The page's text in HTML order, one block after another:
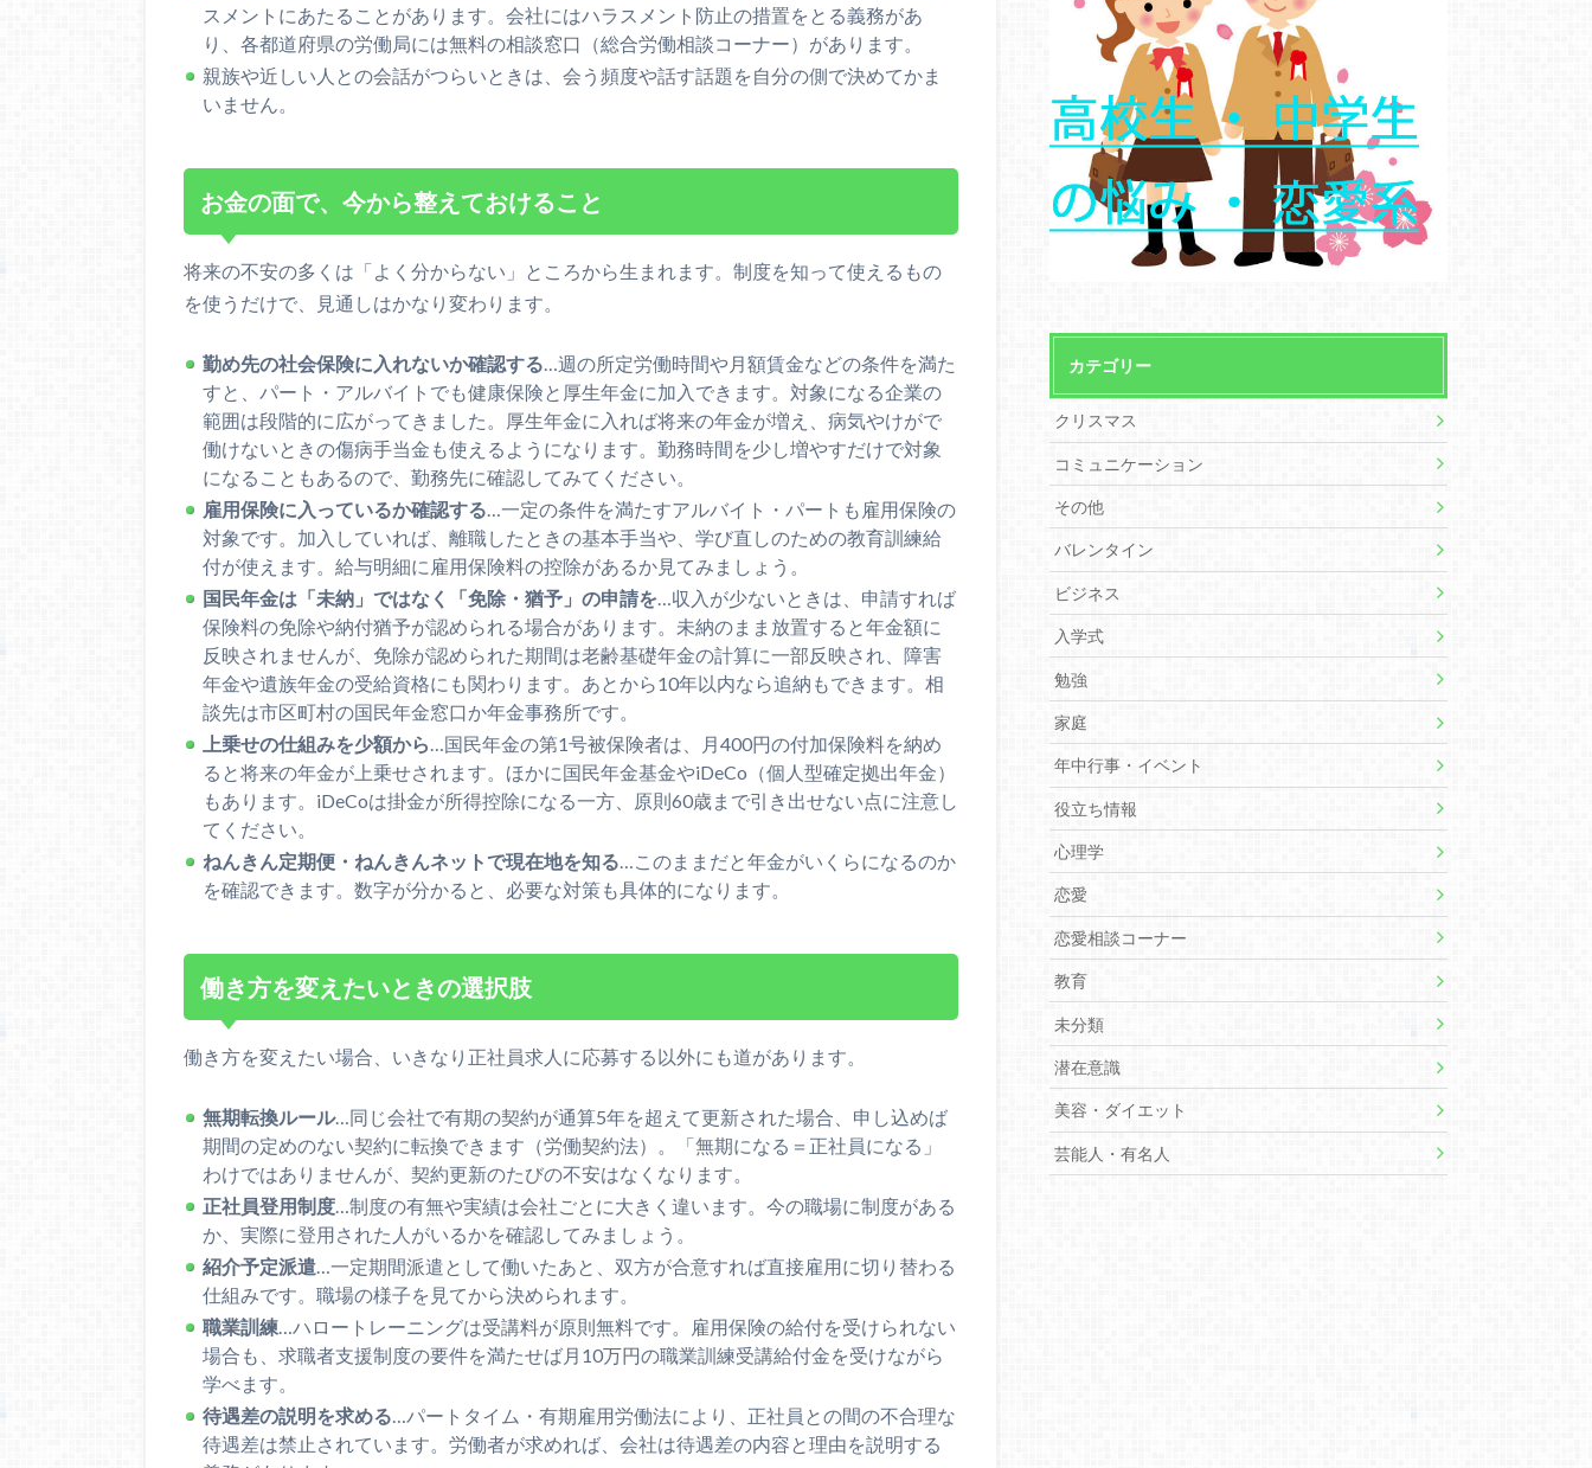
スメントにあたることがあります。会社にはハラスメント防止の措置をとる義務があ
り、各都道府県の労働局には無料の相談窓口（総合労働相談コーナー）があります。
親族や近しい人との会話がつらいときは、会う頻度や話す話題を自分の側で決めてかま
いません。
お金の面で、今から整えておけること
将来の不安の多くは「よく分からない」ところから生まれます。制度を知って使えるもの
を使うだけで、見通しはかなり変わります。
勤め先の社会保険に入れないか確認する…週の所定労働時間や月額賃金などの条件を満た
すと、パート・アルバイトでも健康保険と厚生年金に加入できます。対象になる企業の
範囲は段階的に広がってきました。厚生年金に入れば将来の年金が増え、病気やけがで
働けないときの傷病手当金も使えるようになります。勤務時間を少し増やすだけで対象
になることもあるので、勤務先に確認してみてください。
雇用保険に入っているか確認する…一定の条件を満たすアルバイト・パートも雇用保険の
対象です。加入していれば、離職したときの基本手当や、学び直しのための教育訓練給
付が使えます。給与明細に雇用保険料の控除があるか見てみましょう。
国民年金は「未納」ではなく「免除・猶予」の申請を…収入が少ないときは、申請すれば
保険料の免除や納付猶予が認められる場合があります。未納のまま放置すると年金額に
反映されませんが、免除が認められた期間は老齢基礎年金の計算に一部反映され、障害
年金や遺族年金の受給資格にも関わります。あとから10年以内なら追納もできます。相
談先は市区町村の国民年金窓口か年金事務所です。
上乗せの仕組みを少額から…国民年金の第1号被保険者は、月400円の付加保険料を納め
ると将来の年金が上乗せされます。ほかに国民年金基金やiDeCo（個人型確定拠出年金）
もあります。iDeCoは掛金が所得控除になる一方、原則60歳まで引き出せない点に注意し
てください。
ねんきん定期便・ねんきんネットで現在地を知る…このままだと年金がいくらになるのか
を確認できます。数字が分かると、必要な対策も具体的になります。
働き方を変えたいときの選択肢
働き方を変えたい場合、いきなり正社員求人に応募する以外にも道があります。
無期転換ルール…同じ会社で有期の契約が通算5年を超えて更新された場合、申し込めば
期間の定めのない契約に転換できます（労働契約法）。「無期になる＝正社員になる」
わけではありませんが、契約更新のたびの不安はなくなります。
正社員登用制度 …制度の有無や実績は会社ごとに大きく違います。今の職場に制度がある
か、実際に登用された人がいるかを確認してみましょう。
紹介予定派遣 …一定期間派遣として働いたあと、双方が合意すれば直接雇用に切り替わる
仕組みです。職場の様子を見てから決められます。
職業訓練 …ハロートレーニングは受講料が原則無料です。雇用保険の給付を受けられない
場合も、求職者支援制度の要件を満たせば月10万円の職業訓練受講給付金を受けながら
学べます。
待遇差の説明を求める …パートタイム・有期雇用労働法により、正社員との間の不合理な
待遇差は禁止されています。労働者が求めれば、会社は待遇差の内容と理由を説明する
カテゴリー
クリスマス
コミュニケーション
その他
バレンタイン
ビジネス
入学式
勉強
家庭
年中行事・イベント
役立ち情報
心理学
恋愛
恋愛相談コーナー
教育
未分類
潜在意識
美容・ダイエット
芸能人・有名人